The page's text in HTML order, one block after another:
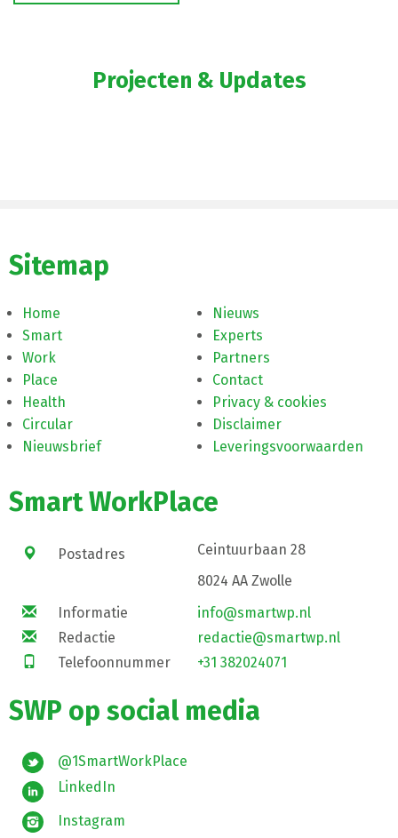
Projecten & Updates
Sitemap
Home
Smart
Work
Place
Health
Circular
Nieuwsbrief
Nieuws
Experts
Partners
Contact
Privacy & cookies
Disclaimer
Leveringsvoorwaarden
Smart WorkPlace
Postadres
Ceintuurbaan 28
8024 AA Zwolle
Informatie
info@smartwp.nl
Redactie
redactie@smartwp.nl
Telefoonnummer
+31 382024071
SWP op social media
@1SmartWorkPlace
LinkedIn
Instagram